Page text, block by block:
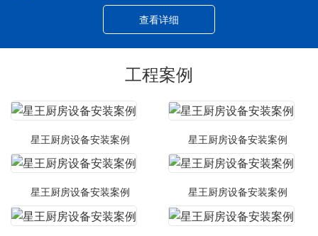
查看详细
工程案例
星王厨房设备安装案例 星王厨房设备安装案例
星王厨房设备安装案例 星王厨房设备安装案例